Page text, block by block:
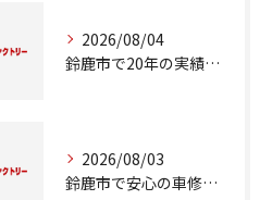
2026/08/04
鈴鹿市で20年の実績が語る車修理のこだわり
2026/08/03
鈴鹿市で安心の車修理と整備の重要ポイント